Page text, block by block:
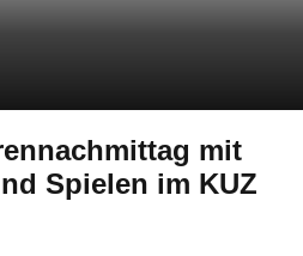
mit
Spielen im KUZ